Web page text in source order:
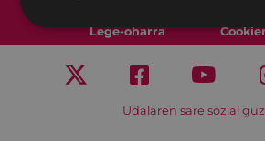
Lege-oharra
Udalaren sare sozial